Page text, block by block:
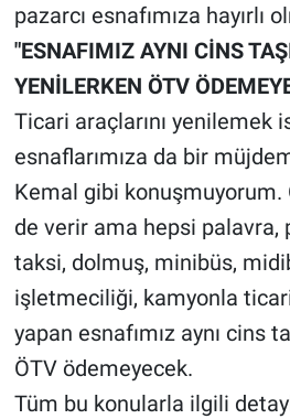
pazarcı esnafımıza hayırlı
"ESNAFIMIZ AYNI CİNS
YENİLERKEN ÖTV
Ticari araçlarını yenilemek
esnaflarımıza da bir
Kemal gibi
de verir ama hepsi palavra,
taksi, dolmuş, minibüs,
işletmeciliği, kamyonla ticari
yapan esnafımız aynı cins
ÖTV ödemeyecek.
Tüm bu konularla ilgili